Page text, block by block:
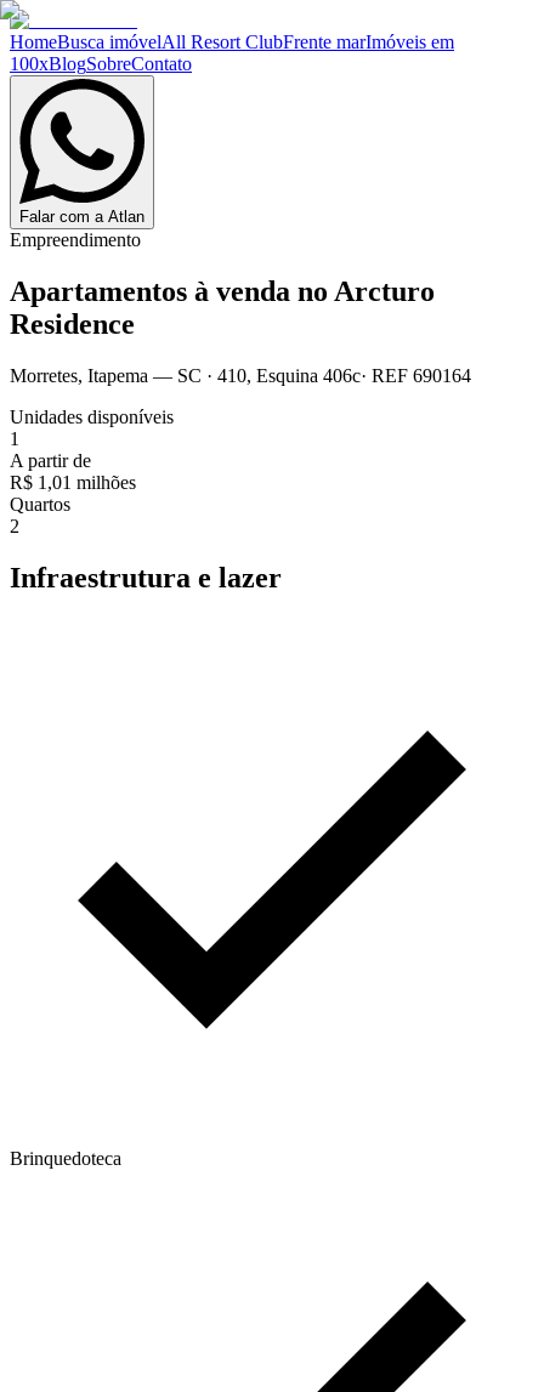
HomeBusca imóvelAll Resort ClubFrente marImóveis em
100xBlogSobreContato
Falar com a Atlan
Empreendimento
Apartamentos à venda no Arcturo
Residence
Morretes, Itapema — SC · 410, Esquina 406c· REF 690164
Unidades disponíveis
1
A partir de
R$ 1,01 milhões
Quartos
2
Infraestrutura e lazer
Brinquedoteca